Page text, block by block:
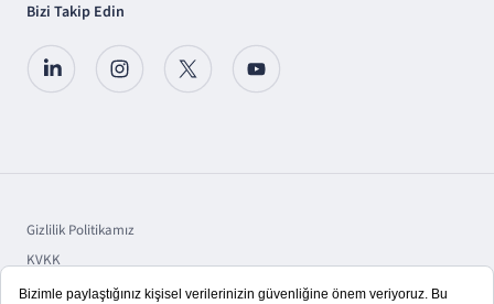
Bizi Takip Edin
Gizlilik Politikamız
KVKK
Sorumluluk